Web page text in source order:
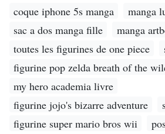
coque iphone 5s manga
manga
sac a dos manga fille
manga
toutes les figurines de one piece
figurine pop zelda breath of the
my hero academia livre
figurine jojo's bizarre adventure
figurine super mario bros wii